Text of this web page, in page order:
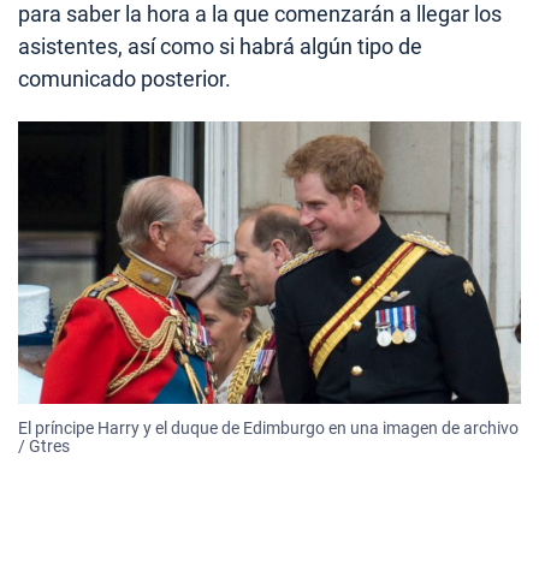
para saber la hora a la que comenzarán a llegar los
asistentes, así como si habrá algún tipo de
comunicado posterior.
El príncipe Harry y el duque de Edimburgo en una imagen de archivo
/ Gtres